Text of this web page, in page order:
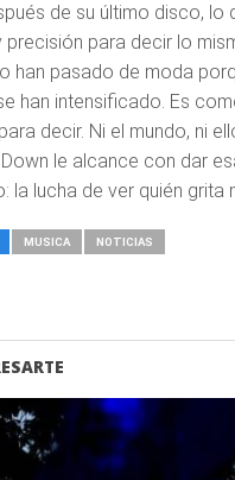
de su último disco, lo
precisión para decir lo
han pasado de moda
han intensificado. Es
decir. Ni el mundo, ni
le alcance con dar
la lucha de ver quién grita
MUSICA NOTICIAS